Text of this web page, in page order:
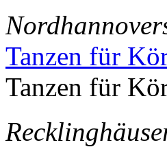
Tanzen für
Tanzen für